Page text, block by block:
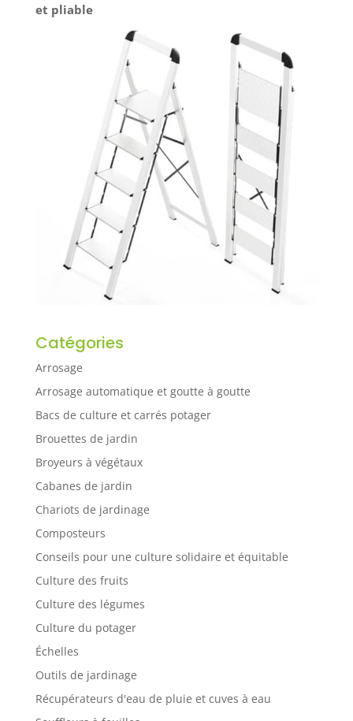
et pliable
Catégories
Arrosage
Arrosage automatique et goutte à goutte
Bacs de culture et carrés potager
Brouettes de jardin
Broyeurs à végétaux
Cabanes de jardin
Chariots de jardinage
Composteurs
Conseils pour une culture solidaire et équitable
Culture des fruits
Culture des légumes
Culture du potager
Échelles
Outils de jardinage
Récupérateurs d'eau de pluie et cuves à eau